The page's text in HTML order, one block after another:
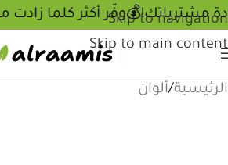
Skip to navigation
Skip to main content
💰وفّر أكثر كلما
الرئيسية/ألوان